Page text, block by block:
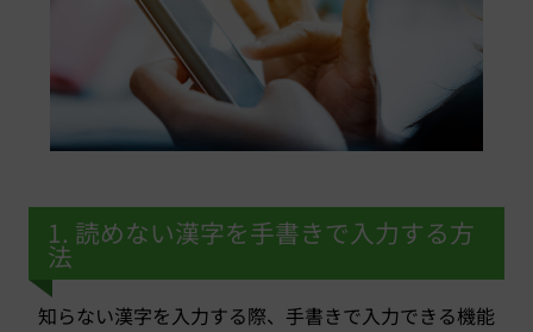
1. 読めない漢字を手書きで入力する方
法
知らない漢字を入力する際、手書きで入力できる機能